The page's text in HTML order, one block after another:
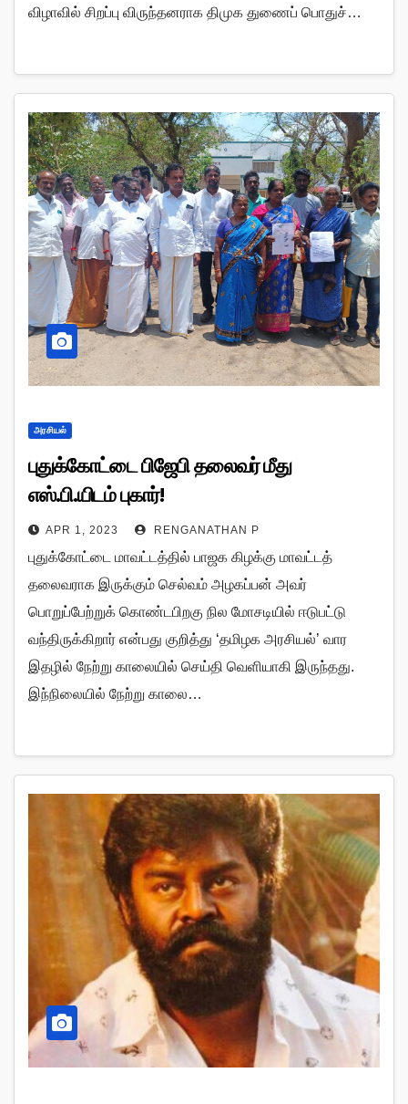
விழாவில் சிறப்பு விருந்தனராக திமுக துணைப் பொதுச்…
அரசியல்
புதுக்கோட்டை பிஜேபி தலைவர் மீது
எஸ்.பி.யிடம் புகார்!
APR 1, 2023 RENGANATHAN P
புதுக்கோட்டை மாவட்டத்தில் பாஜக கிழக்கு மாவட்டத்
தலைவராக இருக்கும் செல்வம் அழகப்பன் அவர்
பொறுப்பேற்றுக் கொண்டபிறகு நில மோசடியில் ஈடுபட்டு
வந்திருக்கிறார் என்பது குறித்து ‘தமிழக அரசியல்’ வார
இதழில் நேற்று காலையில் செய்தி வெளியாகி இருந்தது.
இந்நிலையில் நேற்று காலை…